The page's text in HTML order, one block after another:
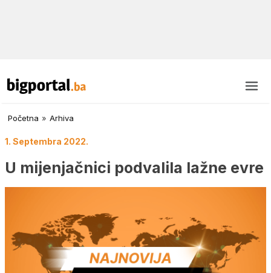
Početna » Arhiva
1. Septembra 2022.
U mijenjačnici podvalila lažne evre